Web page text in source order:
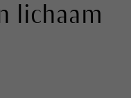
lichaam